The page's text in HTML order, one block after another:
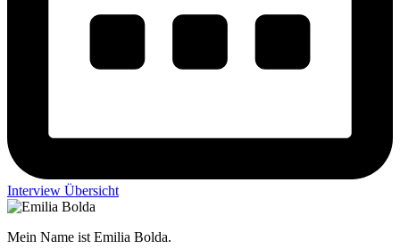
Interview Übersicht
Mein Name ist Emilia Bolda.